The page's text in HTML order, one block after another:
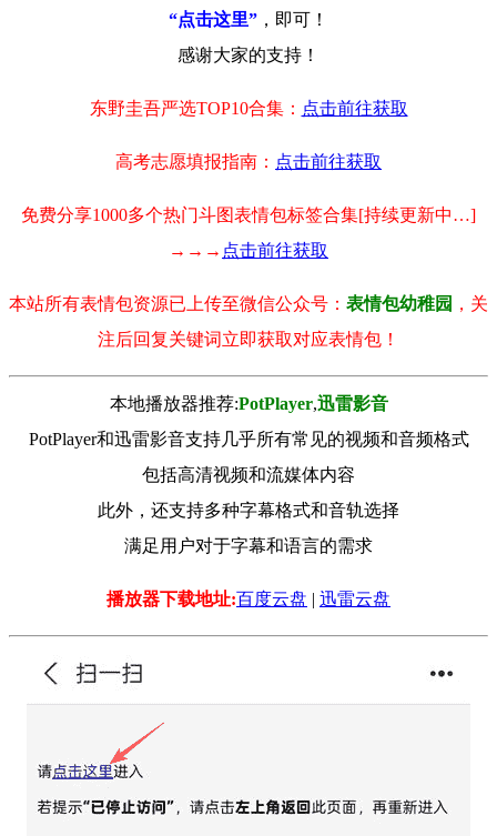
“点击这里” ，即可！
感谢大家的支持！
东野圭吾严选TOP10合集： 点击前往获取
高考志愿填报指南： 点击前往获取
免费分享1000多个热门斗图表情包标签合集[持续更新中…]
→→→ 点击前往获取
本站所有表情包资源已上传至微信公众号： 表情包幼稚园 ，关
注后回复关键词立即获取对应表情包！
本地播放器推荐:РotРlayer,迅雷影音
PotPlayer和迅雷影音支持几乎所有常见的视频和音频格式
包括高清视频和流媒体内容
此外，还支持多种字幕格式和音轨选择
满足用户对于字幕和语言的需求
播放器下载地址:百度云盘 | 迅雷云盘